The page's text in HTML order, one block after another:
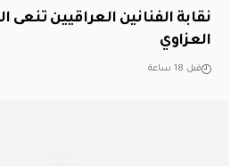
نقابة الفنانين العراقيين تنعى
العزاوي
قبل 18 ساعة